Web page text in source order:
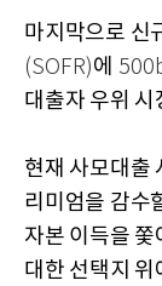
마지막으로 신
(SOFR)에
대출자 우위
현재 사모대출
리미엄을 감수
자본 이득을 쫓
대한 선택지 위